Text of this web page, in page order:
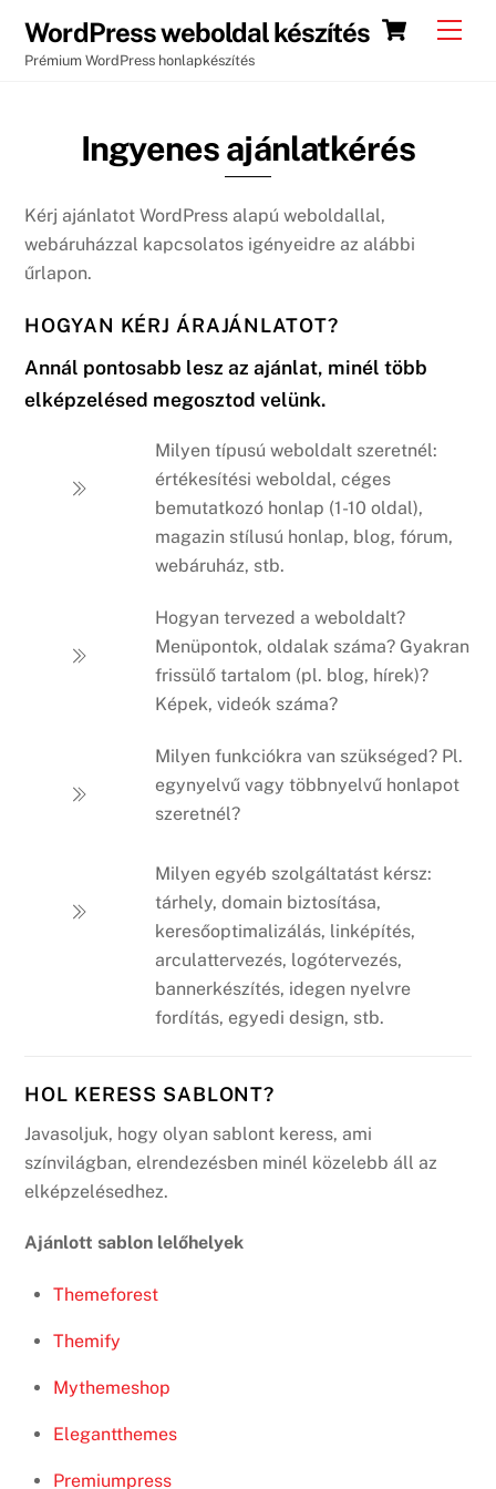
content
Cart
WordPress weboldal készítés
Prémium WordPress honlapkészítés
Ingyenes ajánlatkérés
Kérj ajánlatot WordPress alapú weboldallal,
webáruházzal kapcsolatos igényeidre az alábbi
űrlapon.
HOGYAN KÉRJ ÁRAJÁNLATOT?
Annál pontosabb lesz az ajánlat, minél több
elképzelésed megosztod velünk.
Milyen típusú weboldalt szeretnél:
értékesítési weboldal, céges
bemutatkozó honlap (1-10 oldal),
magazin stílusú honlap, blog, fórum,
webáruház, stb.
Hogyan tervezed a weboldalt?
Menüpontok, oldalak száma? Gyakran
frissülő tartalom (pl. blog, hírek)?
Képek, videók száma?
Milyen funkciókra van szükséged? Pl.
egynyelvű vagy többnyelvű honlapot
szeretnél?
Milyen egyéb szolgáltatást kérsz:
tárhely, domain biztosítása,
keresőoptimalizálás, linképítés,
arculattervezés, logótervezés,
bannerkészítés, idegen nyelvre
fordítás, egyedi design, stb.
HOL KERESS SABLONT?
Javasoljuk, hogy olyan sablont keress, ami
színvilágban, elrendezésben minél közelebb áll az
elképzelésedhez.
Ajánlott sablon lelőhelyek
Themeforest
Themify
Mythemeshop
Elegantthemes
Premiumpress